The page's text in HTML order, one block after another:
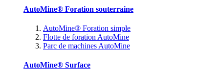
AutoMine® Foration souterraine
AutoMine® Foration simple
Flotte de foration AutoMine
Parc de machines AutoMine
AutoMine® Surface